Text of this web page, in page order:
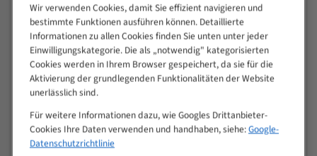
50
4/5
80
> 100
VOLLMATERIAL
M (mm)
Zoll (ZpZ))
>
25
10/14
Wir verwenden Cookies, damit Sie effizient navigieren und
bestimmte Funktionen ausführen können. Detaillierte
Informationen zu allen Cookies finden Sie unten unter jeder
Einwilligungskategorie. Die als „notwendig" kategorisierten
Cookies werden in Ihrem Browser gespeichert, da sie für die
Aktivierung der grundlegenden Funktionalitäten der Website
unerlässlich sind.
Für weitere Informationen dazu, wie Googles Drittanbieter-
Cookies Ihre Daten verwenden und handhaben, siehe:Google-
Datenschutzrichtlinie